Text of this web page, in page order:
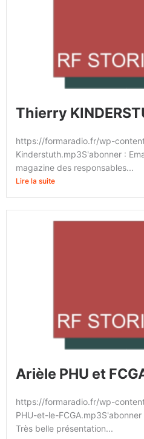
Thierry
https://formaradio.fr/wp-
Kinderstuth.mp3S'abonner :
magazine des responsables...
Lire la suite
Arièle PHU et
https://formaradio.fr/wp-
PHU-et-le-FCGA.mp3S'abonner
Très belle présentation...